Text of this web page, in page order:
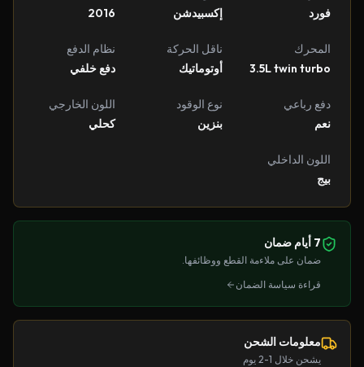
فورد
إكسبيدشن
2016
المحرك
3.5L twin turbo
ناقل الحركة
أوتوماتيك
نظام الدفع
دفع خلفي
دفع رباعي
نعم
نوع الوقود
بنزين
اللون الخارجي
كحلي
اللون الداخلي
بيج
7 أيام ضمان
ضمان على ملاءمة القطع ووظائفها.
قراءة سياسة الضمان
معلومات الشحن
يشحن خلال 1-2 يوم